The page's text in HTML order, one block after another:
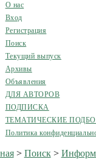
О нас
Вход
Регистрация
Поиск
Текущий выпуск
Архивы
Объявления
ДЛЯ АВТОРОВ
ПОДПИСКА
ТЕМАТИЧЕСКИЕ
Политика
> Поиск>